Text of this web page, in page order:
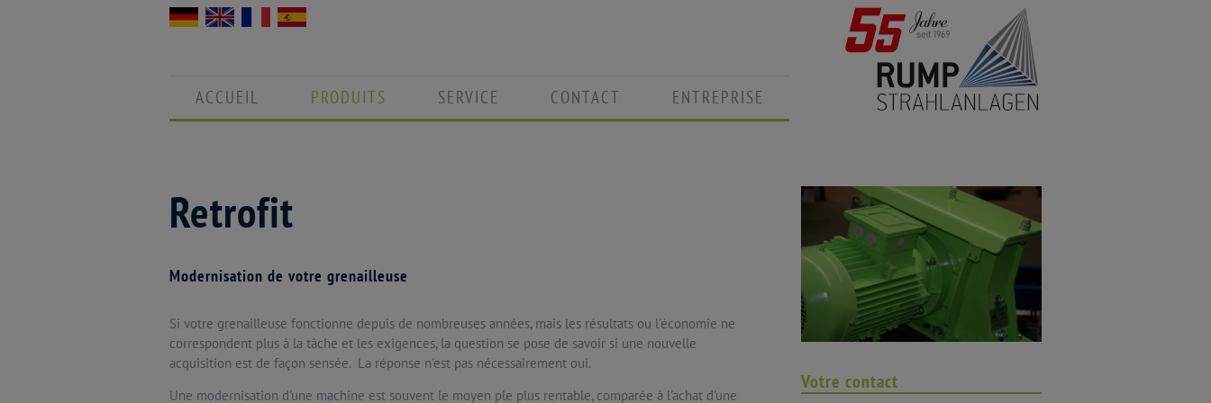
ACCUEIL PRODUITS SERVICE CONTACT ENTREPRISE
Retrofit
Modernisation de votre grenailleuse
Si votre grenailleuse fonctionne depuis de nombreuses années, mais les résultats ou l'économie ne
correspondent plus à la tâche et les exigences, la question se pose de savoir si une nouvelle
acquisition est de façon sensée. La réponse n'est pas nécessairement oui.
Une modernisation d'une machine est souvent le moyen ple plus rentable, comparée à l'achat d'une
Votre contact